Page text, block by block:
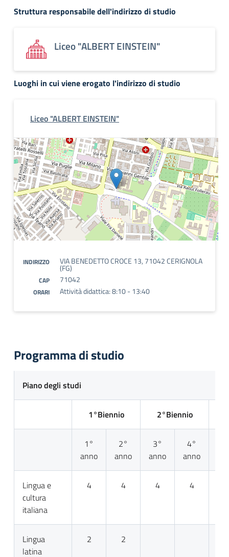
Struttura responsabile dell'indirizzo di studio
Liceo "ALBERT EINSTEIN"
Luoghi in cui viene erogato l'indirizzo di studio
Liceo "ALBERT EINSTEIN"
INDIRIZZO VIA BENEDETTO CROCE 13, 71042 CERIGNOLA
(FG)
CAP 71042
ORARI Attività didattica: 8:10 - 13:40
Programma di studio
Piano degli studi
1°Biennio 2°Biennio
1°
anno
2°
anno
3°
anno
4°
anno
Lingua e
cultura
italiana
4 4 4 4
Lingua
latina
2 2